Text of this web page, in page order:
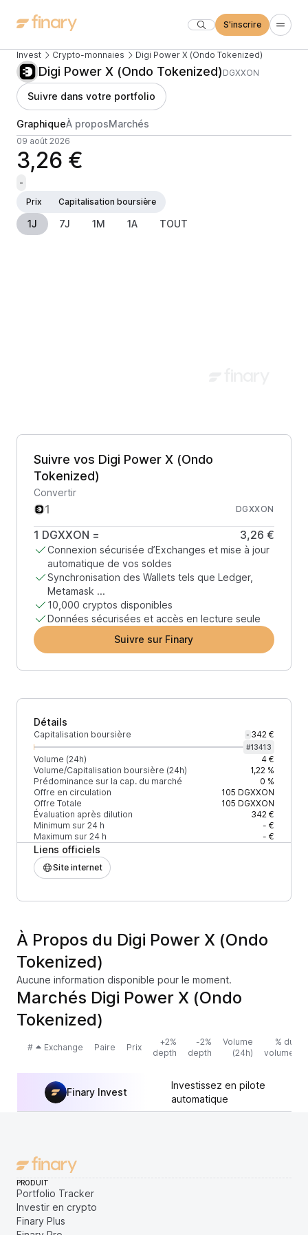
S'inscrire
Invest Crypto-monnaies Digi Power X (Ondo Tokenized)
Digi Power X (Ondo Tokenized) DGXXON
Suivre dans votre portfolio
GraphiqueÀ proposMarchés
09 août 2026
3,26 €
-
Prix
Capitalisation boursière
1J 7J 1M 1A TOUT
Suivre vos Digi Power X (Ondo
Tokenized)
Convertir
DGXXON
1 DGXXON = 3,26 €
Connexion sécurisée d’Exchanges et mise à jour
automatique de vos soldes
Synchronisation des Wallets tels que Ledger,
Metamask ...
10,000 cryptos disponibles
Données sécurisées et accès en lecture seule
Suivre sur Finary
Détails
Capitalisation boursière - 342 €
#13413
Volume (24h)
4 €
Volume/Capitalisation boursière (24h)
1,22 %
Prédominance sur la cap. du marché
0 %
Offre en circulation
105 DGXXON
Offre Totale
105 DGXXON
Évaluation après dilution
342 €
Minimum sur 24 h
- €
Maximum sur 24 h
- €
Liens officiels
Site internet
À Propos du Digi Power X (Ondo
Tokenized)
Aucune information disponible pour le moment.
Marchés Digi Power X (Ondo
Tokenized)
# Exchange Paire Prix
+2%
depth
-2%
depth
Volume
(24h)
% du
volume
Finary Invest
Investissez en pilote
automatique
PRODUIT
Portfolio Tracker
Investir en crypto
Finary Plus